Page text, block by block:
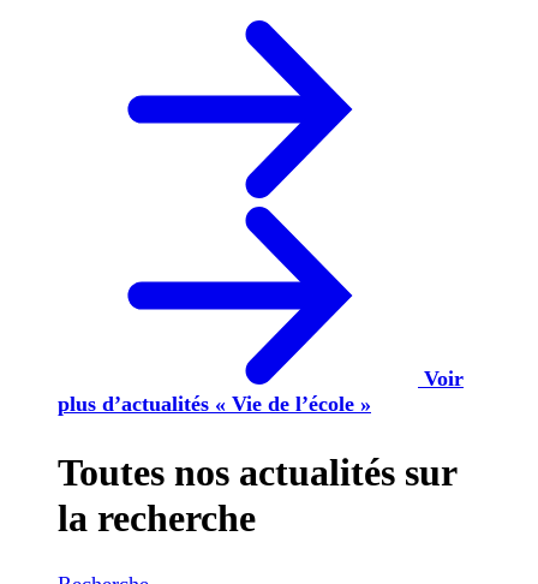
Voir
plus d’actualités « Vie de l’école »
Toutes nos actualités sur
la recherche